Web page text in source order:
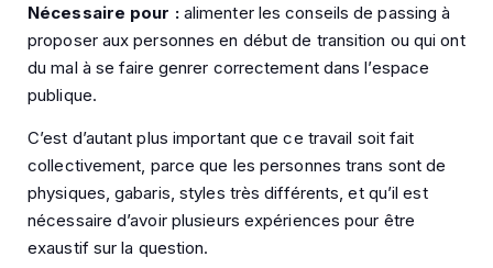
Nécessaire pour :alimenter les conseils de passing à
proposer aux personnes en début de transition ou qui ont
du mal à se faire genrer correctement dans l’espace
publique.
C’est d’autant plus important que ce travail soit fait
collectivement, parce que les personnes trans sont de
physiques, gabaris, styles très différents, et qu’il est
nécessaire d’avoir plusieurs expériences pour être
exaustif sur la question.